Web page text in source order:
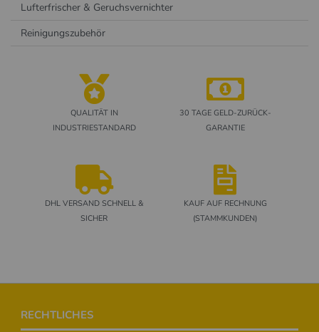
Lufterfrischer & Geruchsvernichter
Reinigungszubehör
QUALITÄT IN
INDUSTRIESTANDARD
30 TAGE GELD-ZURÜCK-
GARANTIE
DHL VERSAND SCHNELL &
SICHER
KAUF AUF RECHNUNG
(STAMMKUNDEN)
FooterRECHTLICHES